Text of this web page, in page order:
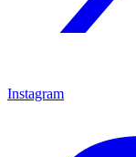
Instagram